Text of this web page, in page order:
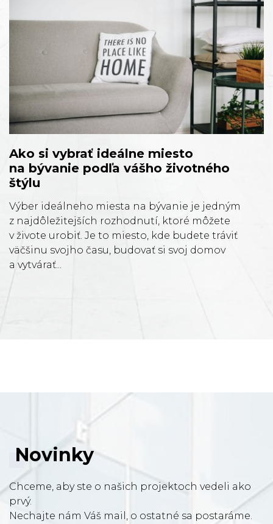
Ako si vybrať ideálne miesto
na bývanie podľa vášho životného
štýlu
Výber ideálneho miesta na bývanie je jedným
z najdôležitejších rozhodnutí, ktoré môžete
v živote urobiť. Je to miesto, kde budete tráviť
väčšinu svojho času, budovať si svoj domov
a vytvárať...
Novinky
Chceme, aby ste o našich projektoch vedeli ako
prvý.
Nechajte nám Váš mail, o ostatné sa postaráme.